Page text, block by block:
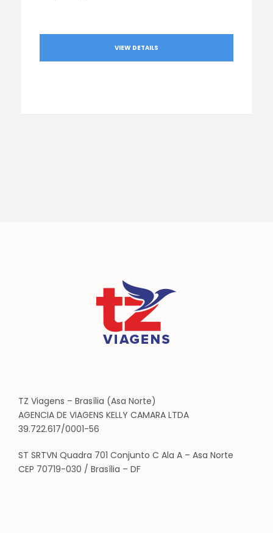
VIEW DETAILS
TZ Viagens – Brasília (Asa Norte)
AGENCIA DE VIAGENS KELLY CAMARA LTDA
39.722.617/0001-56
ST SRTVN Quadra 701 Conjunto C Ala A – Asa Norte
CEP 70719-030 / Brasília – DF